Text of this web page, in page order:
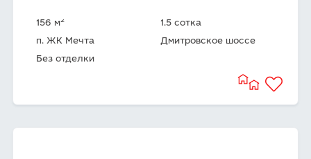
156 м2
1.5 сотка
п. ЖК Мечта
Дмитровское шоссе
Без отделки